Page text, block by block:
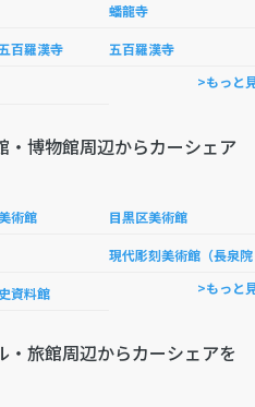
蟠龍寺
百羅漢寺 五百羅漢寺
>もっと
・博物館周辺からカーシェア
術館 目黒区美術館
代
資料館 >もっと
旅館周辺からカーシェアを